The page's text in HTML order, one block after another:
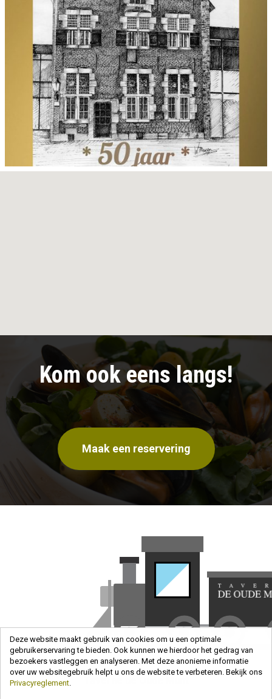
Kom ook eens langs!
Maak een reservering
Taverne de Oude Munt
Deze website maakt gebruik van cookies om u een optimale
gebruikerservaring te bieden. Ook kunnen we hierdoor het gedrag van
bezoekers vastleggen en analyseren. Met deze anonieme informatie
over uw websitegebruik helpt u ons de website te verbeteren. Bekijk ons
Privacyreglement.